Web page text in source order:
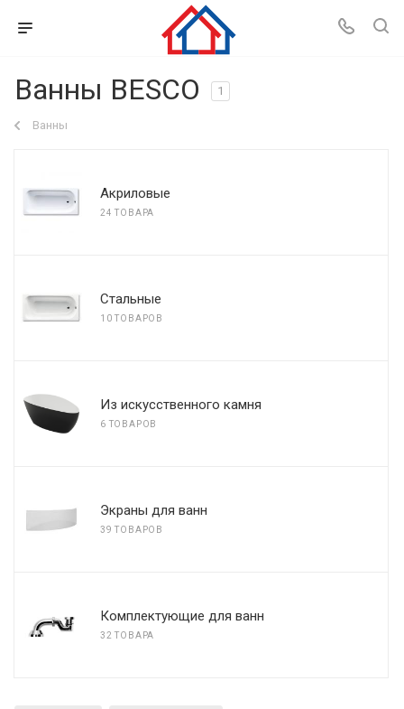
Ванны BESCO 1
Ванны
Акриловые
24 ТОВАРА
Стальные
10 ТОВАРОВ
Из искусственного камня
6 ТОВАРОВ
Экраны для ванн
39 ТОВАРОВ
Комплектующие для ванн
32 ТОВАРА